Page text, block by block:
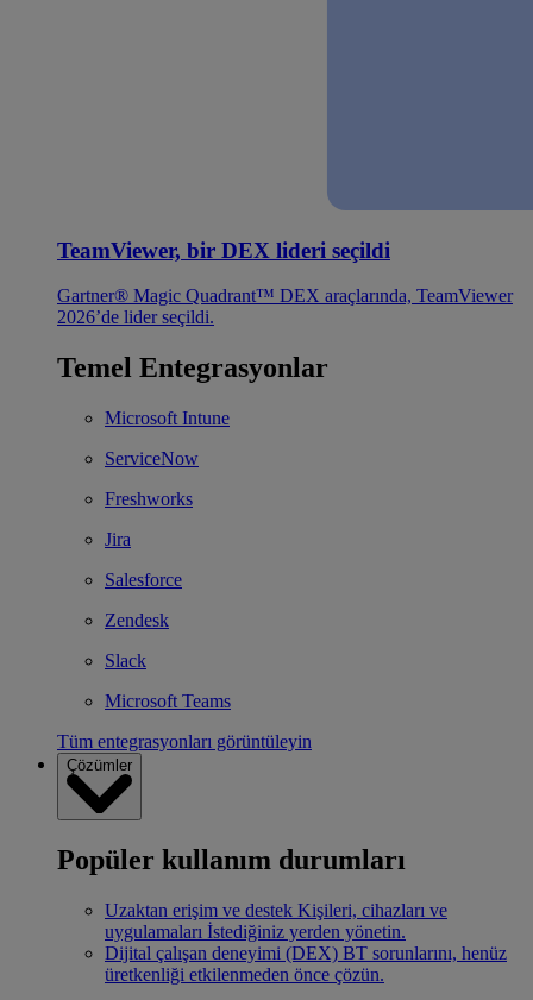
TeamViewer, bir DEX lideri seçildi
Gartner® Magic Quadrant™ DEX araçlarında, TeamViewer
2026’de lider seçildi.
Temel Entegrasyonlar
Microsoft Intune
ServiceNow
Freshworks
Jira
Salesforce
Zendesk
Slack
Microsoft Teams
Tüm entegrasyonları görüntüleyin
Çözümler
Popüler kullanım durumları
Uzaktan erişim ve destek Kişileri, cihazları ve
uygulamaları İstediğiniz yerden yönetin.
Dijital çalışan deneyimi (DEX) BT sorunlarını, henüz
üretkenliği etkilenmeden önce çözün.